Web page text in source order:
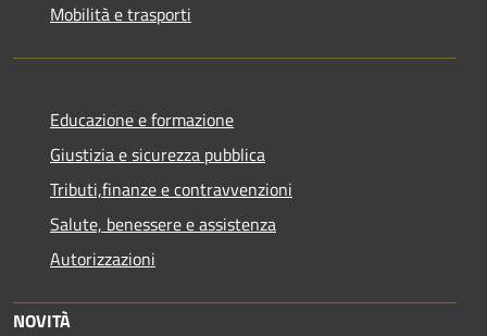
Mobilità e trasporti
Educazione e formazione
Giustizia e sicurezza pubblica
Tributi,finanze e contravvenzioni
Salute, benessere e assistenza
Autorizzazioni
NOVITÀ